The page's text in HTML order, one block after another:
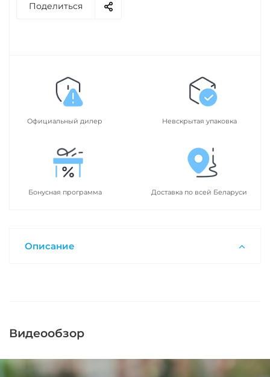
Поделиться
Официальный дилер Невскрытая упаковка
Бонусная программа Доставка по всей Беларуси
Описание
Видеообзор